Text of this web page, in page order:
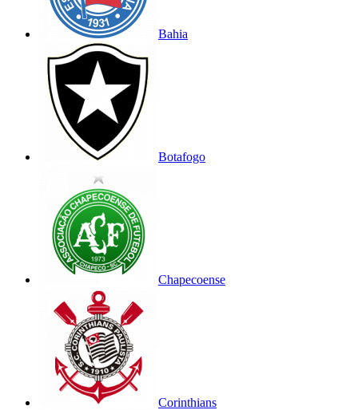
Bahia
Botafogo
Chapecoense
Corinthians